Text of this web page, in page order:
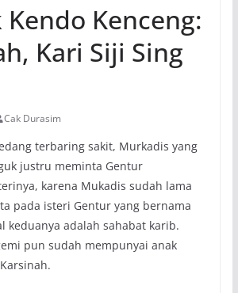
Kenceng:
Kari Siji Sing
Cak Durasim
terbaring sakit, Murkadis yang
justru meminta Gentur
karena Mukadis sudah lama
pada isteri Gentur yang bernama
keduanya adalah sahabat karib.
pun sudah mempunyai anak